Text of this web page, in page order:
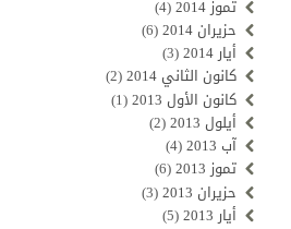
تموز 2014
(4)
حزيران 2014
(6)
أيار 2014
(3)
كانون الثاني 2014
(2)
كانون الأول 2013
(1)
أيلول 2013
(2)
آب 2013
(4)
تموز 2013
(6)
حزيران 2013
(3)
أيار 2013
(5)